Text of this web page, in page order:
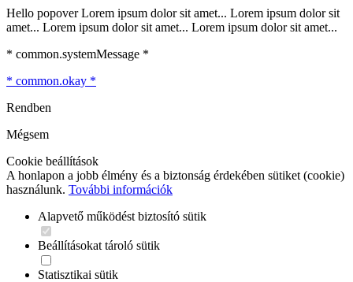
Hello popover Lorem ipsum dolor sit amet... Lorem ipsum dolor sit
amet... Lorem ipsum dolor sit amet... Lorem ipsum dolor sit amet...
* common.systemMessage *
* common.okay *
Rendben
Mégsem
Cookie beállítások
A honlapon a jobb élmény és a biztonság érdekében sütiket (cookie)
használunk. További információk
Alapvető működést biztosító sütik
Beállításokat tároló sütik
Statisztikai sütik